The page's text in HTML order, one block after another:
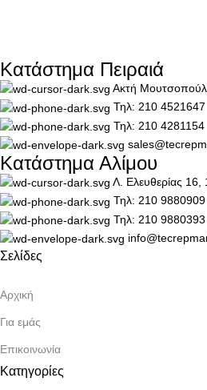
Κατάστημα Πειραιά
Ακτή
Τηλ: 210 4521647
Τηλ: 210 4281154
Κατάστημα Αλίμου
Λ. Ελευθερίας 16,
Τηλ: 210 9880909
Τηλ: 210 9880393
Σελίδες
Αρχική
Για εμάς
Επικοινωνία
Κατηγορίες